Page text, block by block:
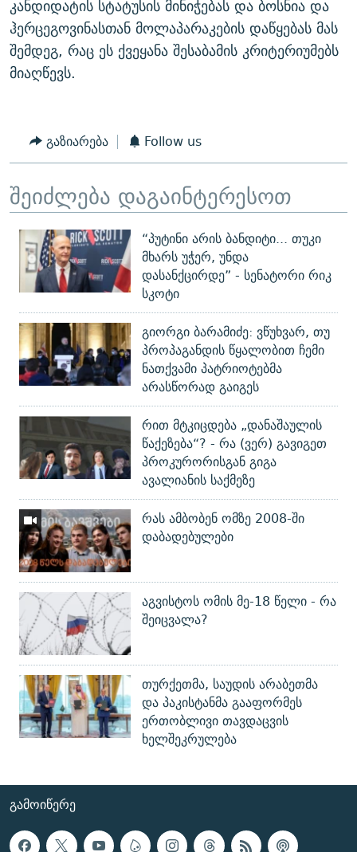
კანდიდატის სტატუსის მინიჭებას და ბოსნია და
ჰერცეგოვინასთან მოლაპარაკების დაწყებას მას
შემდეგ, რაც ეს ქვეყანა შესაბამის კრიტერიუმებს
მიაღწევს.
გაზიარება Follow us
შეიძლება დაგაინტერესოთ
“პუტინი არის ბანდიტი... თუკი
მხარს უჭერ, უნდა
დასანქცირდე” - სენატორი რიკ
სკოტი
გიორგი ბარამიძე: ვწუხვარ, თუ
პროპაგანდის წყალობით ჩემი
ნათქვამი პატრიოტებმა
არასწორად გაიგეს
რით მტკიცდება „დანაშაულის
წაქეზება“? - რა (ვერ) გავიგეთ
პროკურორისგან გიგა
ავალიანის საქმეზე
რას ამბობენ ომზე 2008-ში
დაბადებულები
აგვისტოს ომის მე-18 წელი - რა
შეიცვალა?
თურქეთმა, საუდის არაბეთმა
და პაკისტანმა გააფორმეს
ერთობლივი თავდაცვის
ხელშეკრულება
ᲒᲐᲛᲝᲘᲬᲔᲠᲔ